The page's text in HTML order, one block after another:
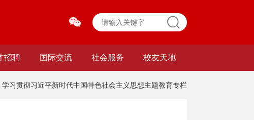
招聘 国际交流 社会服务 校友天地
学习贯彻习近平新时代中国特色社会主义思想主题教育专栏